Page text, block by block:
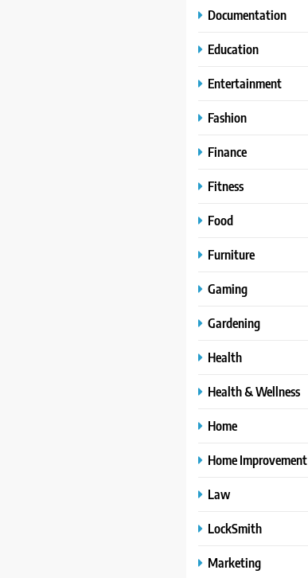
Documentation
Education
Entertainment
Fashion
Finance
Fitness
Food
Furniture
Gaming
Gardening
Health
Health & Wellness
Home
Home Improvement
Law
LockSmith
Marketing